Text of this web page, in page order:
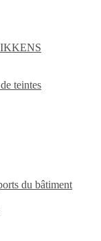
teintes
du bâtiment